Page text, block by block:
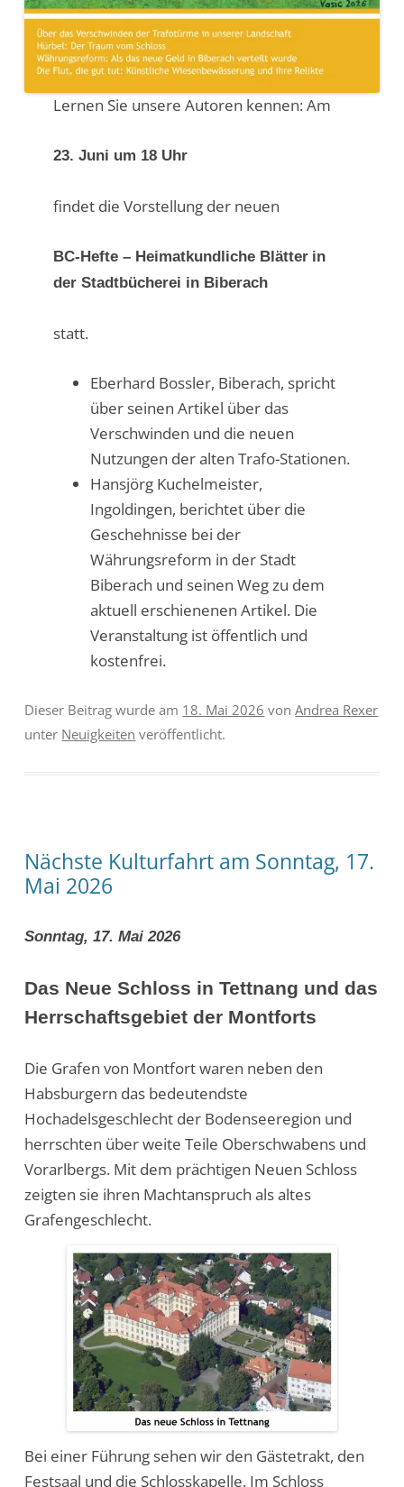
Lernen Sie unsere Autoren kennen: Am
23. Juni um 18 Uhr
findet die Vorstellung der neuen
BC-Hefte – Heimatkundliche Blätter in
der Stadtbücherei in Biberach
statt.
Eberhard Bossler, Biberach, spricht
über seinen Artikel über das
Verschwinden und die neuen
Nutzungen der alten Trafo-Stationen.
Hansjörg Kuchelmeister,
Ingoldingen, berichtet über die
Geschehnisse bei der
Währungsreform in der Stadt
Biberach und seinen Weg zu dem
aktuell erschienenen Artikel. Die
Veranstaltung ist öffentlich und
kostenfrei.
Dieser Beitrag wurde am 18. Mai 2026 vonAndrea Rexer
unter Neuigkeiten veröffentlicht.
Nächste Kulturfahrt am Sonntag, 17.
Mai 2026
Sonntag, 17. Mai 2026
Das Neue Schloss in Tettnang und das
Herrschaftsgebiet der Montforts
Die Grafen von Montfort waren neben den
Habsburgern das bedeutendste
Hochadelsgeschlecht der Bodenseeregion und
herrschten über weite Teile Oberschwabens und
Vorarlbergs. Mit dem prächtigen Neuen Schloss
zeigten sie ihren Machtanspruch als altes
Grafengeschlecht.
Bei einer Führung sehen wir den Gästetrakt, den
Festsaal und die Schlosskapelle. Im Schloss